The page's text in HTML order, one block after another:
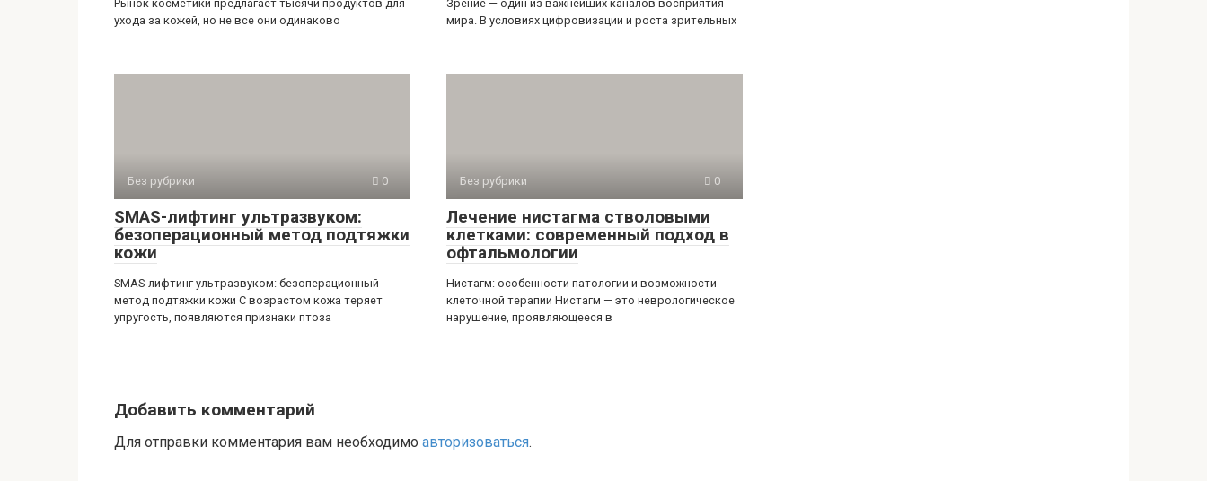
Рынок косметики предлагает тысячи продуктов для
ухода за кожей, но не все они одинаково
Зрение — один из важнейших каналов восприятия
мира. В условиях цифровизации и роста зрительных
Без рубрики 0
SMAS-лифтинг ультразвуком:
безоперационный метод подтяжки
кожи
SMAS-лифтинг ультразвуком: безоперационный
метод подтяжки кожи С возрастом кожа теряет
упругость, появляются признаки птоза
Без рубрики 0
Лечение нистагма стволовыми
клетками: современный подход в
офтальмологии
Нистагм: особенности патологии и возможности
клеточной терапии Нистагм — это неврологическое
нарушение, проявляющееся в
Добавить комментарий
Для отправки комментария вам необходимо авторизоваться.